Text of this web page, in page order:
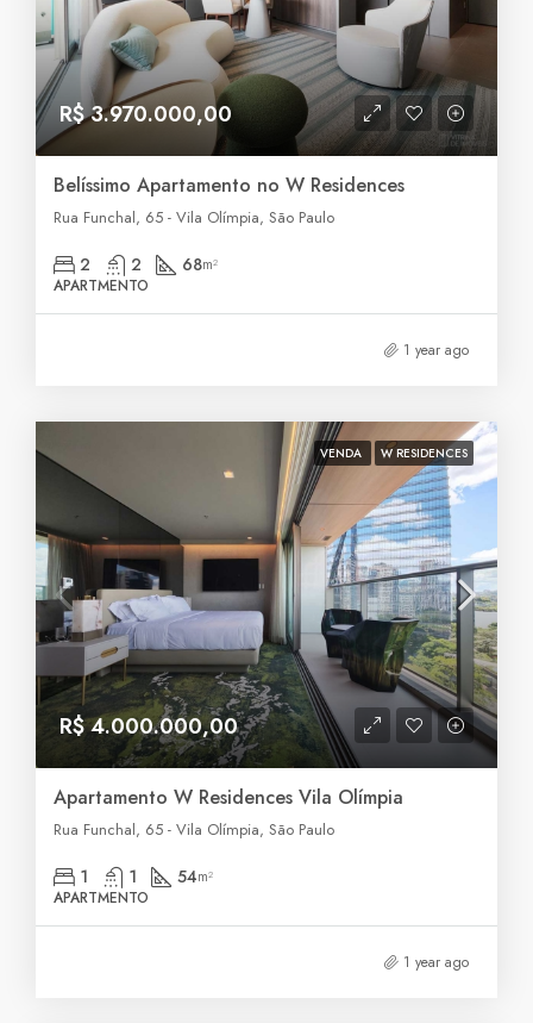
R$ 3.970.000,00
Belíssimo Apartamento no W Residences
Rua Funchal, 65 - Vila Olímpia, São Paulo
2 2 68m²
APARTMENTO
1 year ago
VENDA W RESIDENCES
R$ 4.000.000,00
Apartamento W Residences Vila Olímpia
Rua Funchal, 65 - Vila Olímpia, São Paulo
1 1 54m²
APARTMENTO
1 year ago